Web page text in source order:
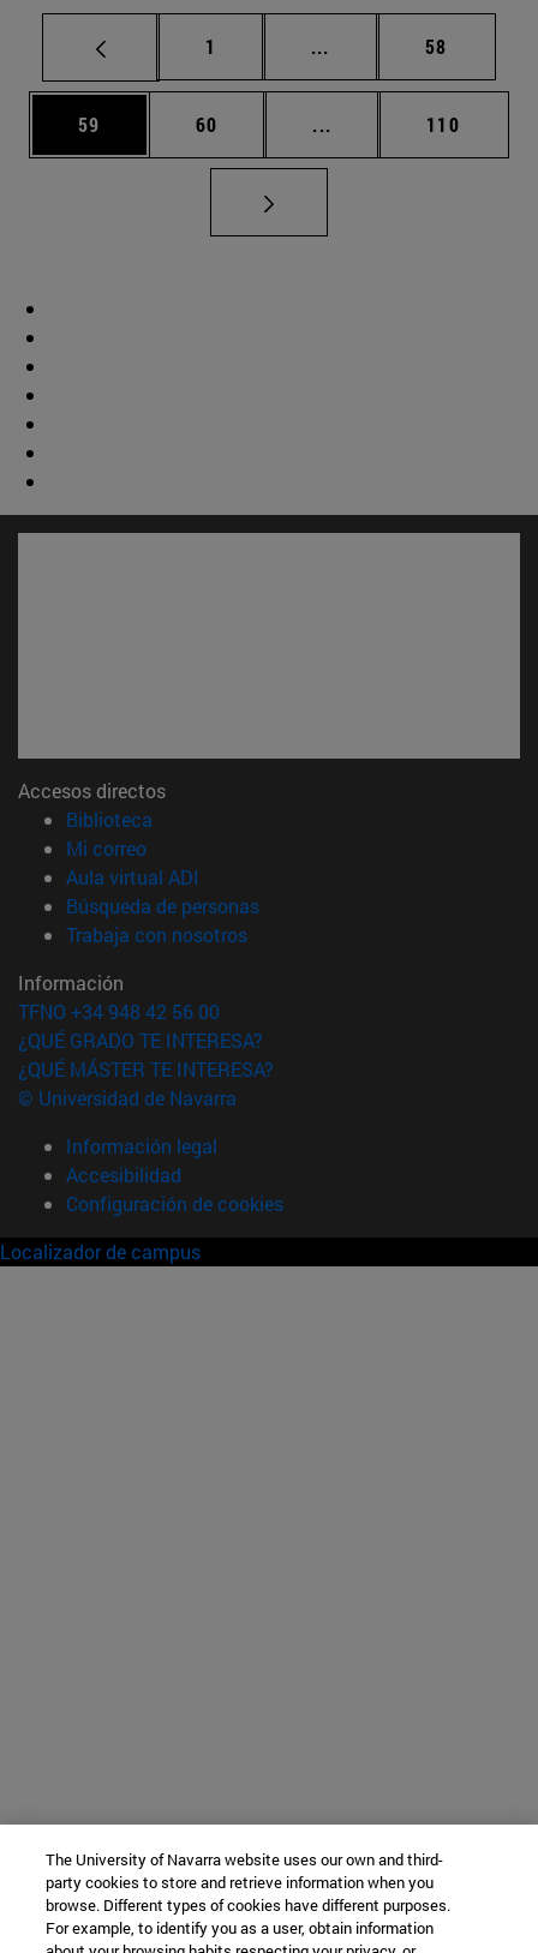
Página
1 ... Páginas intermedias
Página
58
Página
59 Página
60 ... Páginas intermedias
Página
110
Accesos directos
Biblioteca
Mi correo(abre en nueva ventana)
Aula virtual ADI
Búsqueda de personas(abre en nueva ventana)
Trabaja con nosotros(abre en nueva ventana)
Información
TFNO +34 948 42 56 00
¿QUÉ GRADO TE INTERESA?
¿QUÉ MÁSTER TE INTERESA?
© Universidad de Navarra
Información legal
Accesibilidad
Configuración de cookies
Localizador de campus
The University of Navarra website uses our own and third-
party cookies to store and retrieve information when you
browse. Different types of cookies have different purposes.
For example, to identify you as a user, obtain information